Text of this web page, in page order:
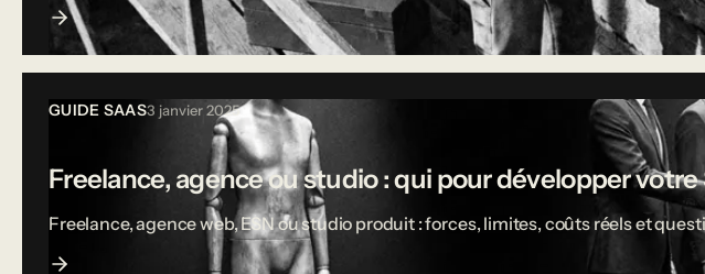
GUIDE SAAS3 janvier 2025
Freelance, agence ou studio : qui pour développer votre
Freelance, agence web, ESN ou studio produit : forces, limites, coûts réels et